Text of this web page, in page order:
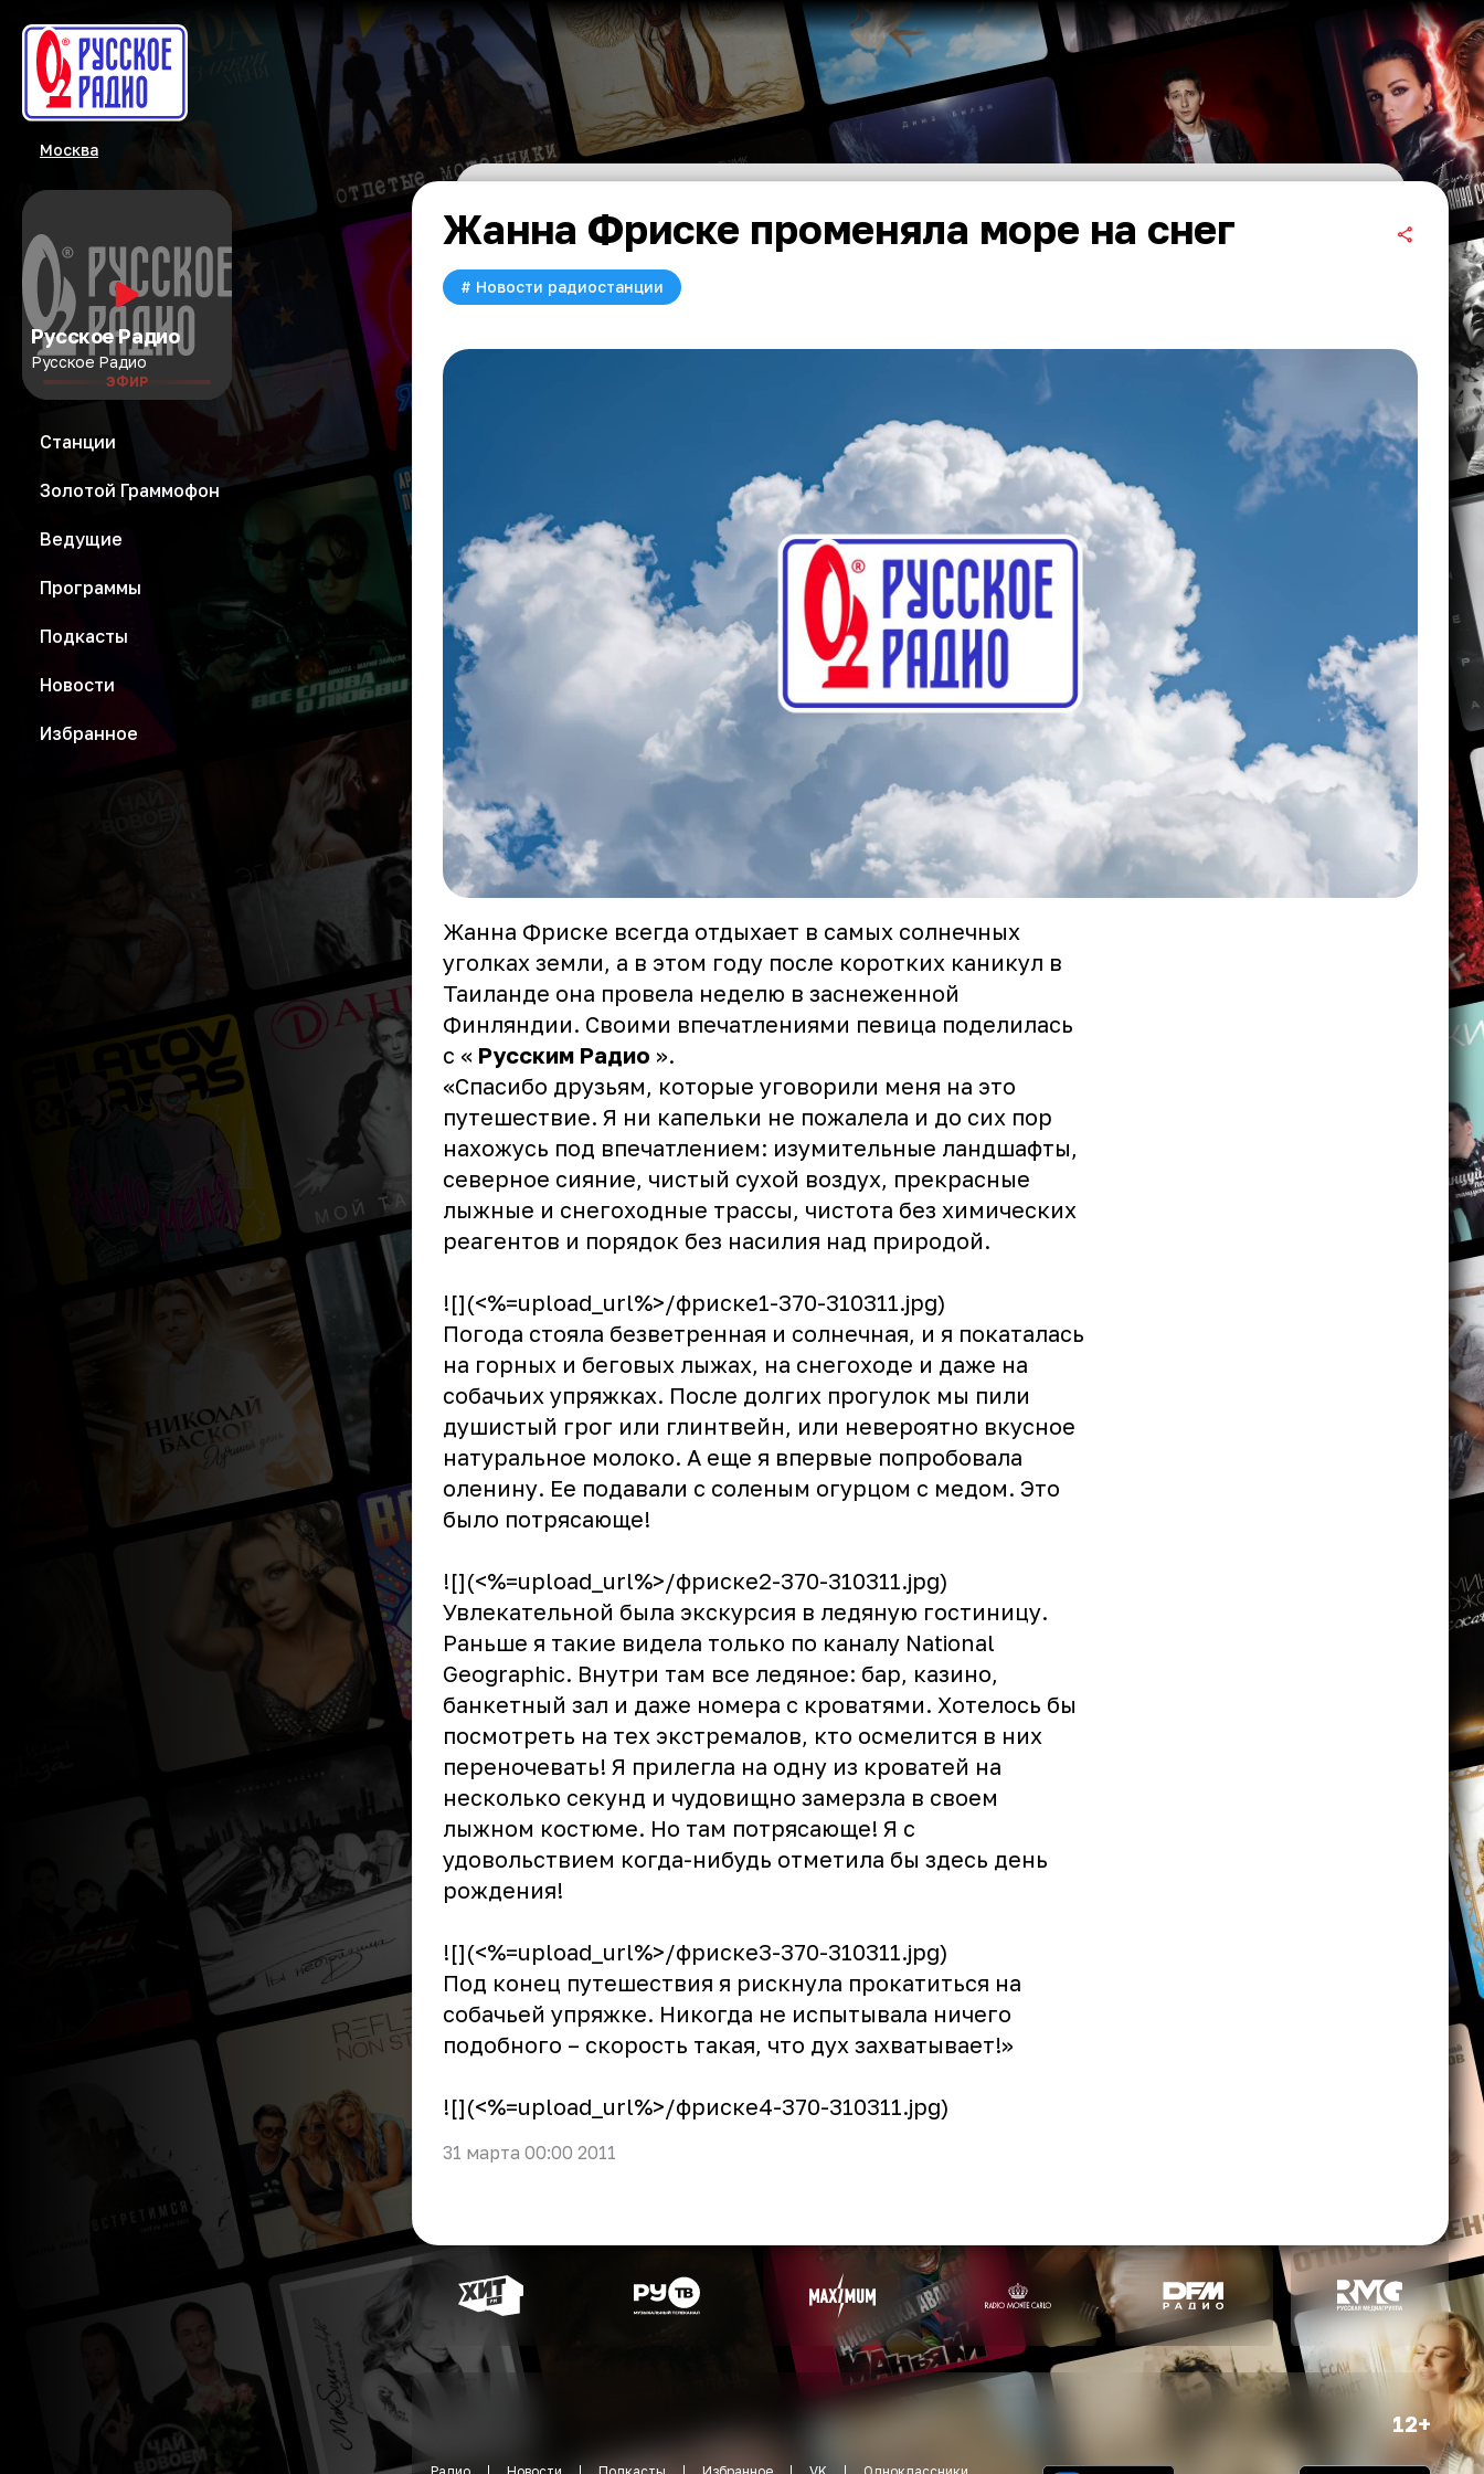
Москва
Русское Радио
Русское Радио
ЭФИР
Станции
Золотой Граммофон
Ведущие
Программы
Подкасты
Новости
Избранное
Жанна Фриске променяла море на снег
# Новости радиостанции
Жанна Фриске всегда отдыхает в самых солнечных
уголках земли, а в этом году после коротких каникул в
Таиланде она провела неделю в заснеженной
Финляндии. Своими впечатлениями певица поделилась
с « Русским Радио ».
«Спасибо друзьям, которые уговорили меня на это
путешествие. Я ни капельки не пожалела и до сих пор
нахожусь под впечатлением: изумительные ландшафты,
северное сияние, чистый сухой воздух, прекрасные
лыжные и снегоходные трассы, чистота без химических
реагентов и порядок без насилия над природой.
![](<%=upload_url%>/фриске1-370-310311.jpg)
Погода стояла безветренная и солнечная, и я покаталась
на горных и беговых лыжах, на снегоходе и даже на
собачьих упряжках. После долгих прогулок мы пили
душистый грог или глинтвейн, или невероятно вкусное
натуральное молоко. А еще я впервые попробовала
оленину. Ее подавали с соленым огурцом с медом. Это
было потрясающе!
![](<%=upload_url%>/фриске2-370-310311.jpg)
Увлекательной была экскурсия в ледяную гостиницу.
Раньше я такие видела только по каналу National
Geographic. Внутри там все ледяное: бар, казино,
банкетный зал и даже номера с кроватями. Хотелось бы
посмотреть на тех экстремалов, кто осмелится в них
переночевать! Я прилегла на одну из кроватей на
несколько секунд и чудовищно замерзла в своем
лыжном костюме. Но там потрясающе! Я с
удовольствием когда-нибудь отметила бы здесь день
рождения!
![](<%=upload_url%>/фриске3-370-310311.jpg)
Под конец путешествия я рискнула прокатиться на
собачьей упряжке. Никогда не испытывала ничего
подобного – скорость такая, что дух захватывает!»
![](<%=upload_url%>/фриске4-370-310311.jpg)
31 марта 00:00 2011
12+